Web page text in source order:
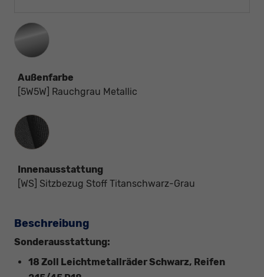
Außenfarbe
[5W5W] Rauchgrau Metallic
Innenausstattung
Innenausstattung
[WS] Sitzbezug Stoff Titanschwarz-Grau
Beschreibung
Sonderausstattung:
18 Zoll Leichtmetallräder Schwarz, Reifen